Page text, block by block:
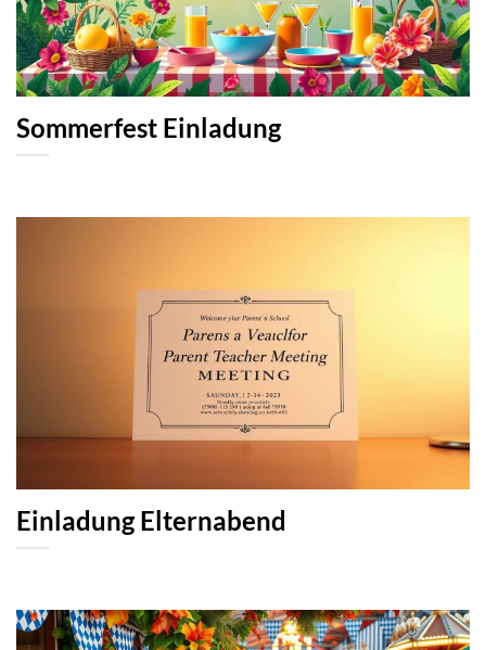
Sommerfest Einladung
Einladung Elternabend